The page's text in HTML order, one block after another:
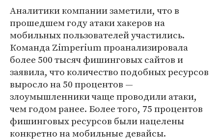
Аналитики компании заметили, что в
прошедшем году атаки хакеров на
мобильных пользователей участились.
Команда Zimperium проанализировала
более 500 тысяч фишинговых сайтов и
заявила, что количество подобных ресурсов
выросло на 50 процентов —
злоумышленники чаще проводили атаки,
чем годом ранее. Более того, 75 процентов
фишинговых ресурсов были нацелены
конкретно на мобильные девайсы.